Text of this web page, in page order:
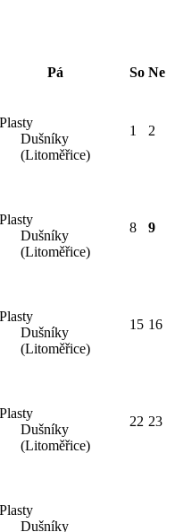
Pá So Ne
Plasty
Dušníky
(Litoměřice)
1 2
Plasty
Dušníky
(Litoměřice)
8 9
Plasty
Dušníky
(Litoměřice)
15 16
Plasty
Dušníky
(Litoměřice)
22 23
Plasty
Dušníky